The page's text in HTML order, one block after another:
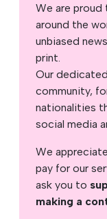
We are proud
around the
unbiased
print.
Our
community,
nationalities
social media
We
pay for our
ask you to
making a